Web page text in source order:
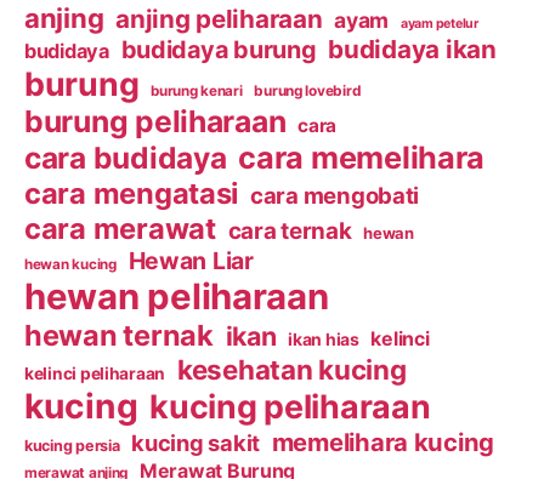
anjing anjing peliharaan ayam ayam petelur
budidaya budidaya burung budidaya ikan
burung burung kenari burung lovebird
burung peliharaan cara
cara budidaya cara memelihara
cara mengatasi cara mengobati
cara merawat cara ternak hewan
hewan kucing Hewan Liar
hewan peliharaan
hewan ternak ikan ikan hias kelinci
kelinci peliharaan kesehatan kucing
kucing kucing peliharaan
kucing persia kucing sakit memelihara kucing
merawat anjing Merawat Burung